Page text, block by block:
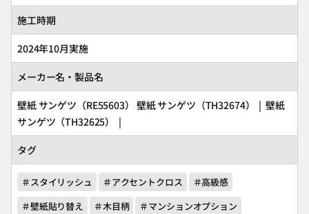
施工時期
2024年10月実施
メーカー名・製品名
壁紙サンゲツ （RE55603） 壁紙サンゲツ （TH32674） | 壁紙
サンゲツ （TH32625） |
タグ
＃スタイリッシュ ＃アクセントクロス
＃高級感
＃壁紙貼り替え
＃木目柄 ＃マンションオプション